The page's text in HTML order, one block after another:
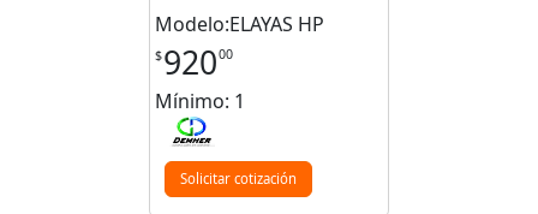
Modelo:ELAYAS HP
$92000
Mínimo: 1
Solicitar cotización